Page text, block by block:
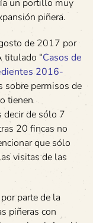
un portillo muy
piñera.
de 2017 por
titulado “Casos de
2016-
sobre permisos de
tienen
decir de sólo 7
20 fincas no
que sólo
visitas de las
parte de la
piñeras con